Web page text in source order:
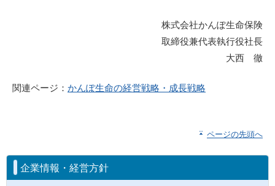
株式会社かんぽ生命保険
取締役兼代表執行役社長
大西 徹
関連ページ： かんぽ生命の経営戦略・成長戦略
ページの先頭へ
企業情報・経営方針